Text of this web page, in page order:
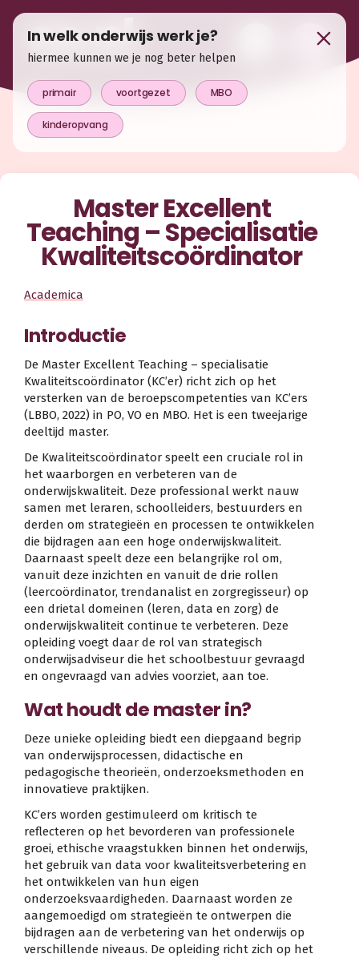
Master Excellent
Teaching – Specialisatie
Kwaliteitscoördinator
Academica
Introductie
De Master Excellent Teaching – specialisatie
Kwaliteitscoördinator (KC’er) richt zich op het
versterken van de beroepscompetenties van KC’ers
(LBBO, 2022) in PO, VO en MBO. Het is een tweejarige
deeltijd master.
De Kwaliteitscoördinator speelt een cruciale rol in
het waarborgen en verbeteren van de
onderwijskwaliteit. Deze professional werkt nauw
samen met leraren, schoolleiders, bestuurders en
derden om strategieën en processen te ontwikkelen
die bijdragen aan een hoge onderwijskwaliteit.
Daarnaast speelt deze een belangrijke rol om,
vanuit deze inzichten en vanuit de drie rollen
(leercoördinator, trendanalist en zorgregisseur) op
een drietal domeinen (leren, data en zorg) de
onderwijskwaliteit continue te verbeteren. Deze
opleiding voegt daar de rol van strategisch
onderwijsadviseur die het schoolbestuur gevraagd
en ongevraagd van advies voorziet, aan toe.
Wat houdt de master in?
Deze unieke opleiding biedt een diepgaand begrip
van onderwijsprocessen, didactische en
pedagogische theorieën, onderzoeksmethoden en
innovatieve praktijken.
KC’ers worden gestimuleerd om kritisch te
reflecteren op het bevorderen van professionele
groei, ethische vraagstukken binnen het onderwijs,
het gebruik van data voor kwaliteitsverbetering en
het ontwikkelen van hun eigen
onderzoeksvaardigheden. Daarnaast worden ze
aangemoedigd om strategieën te ontwerpen die
bijdragen aan de verbetering van het onderwijs op
verschillende niveaus. De opleiding richt zich op het
In welk onderwijs werk je?
hiermee kunnen we je nog beter helpen
primair voortgezet MBO
kinderopvang